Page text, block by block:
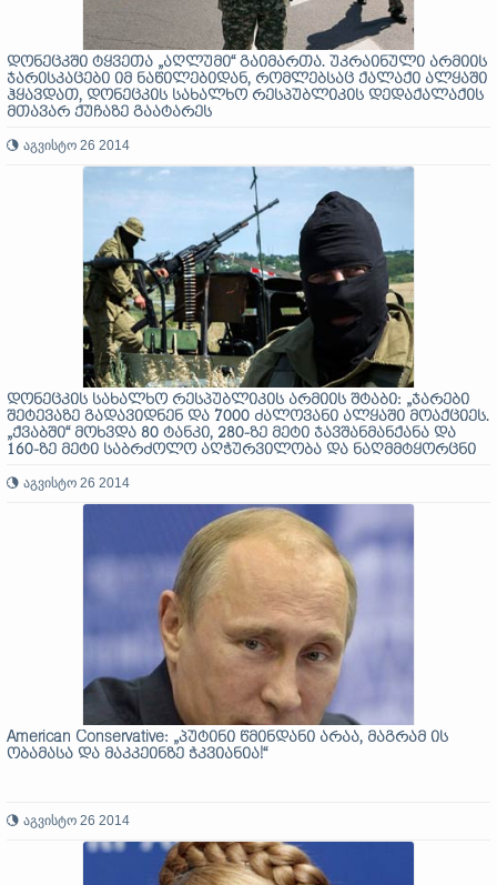
დონეცკში ტყვეთა „აღლუმი“ გაიმართა. უკრაინული არმიის
ჯარისკაცები იმ ნაწილებიდან, რომლებსაც ქალაქი ალყაში
ჰყავდათ, დონეცკის სახალხო რესპუბლიკის დედაქალაქის
მთავარ ქუჩაზე გაატარეს
აგვისტო 26 2014
დონეცკის სახალხო რესპუბლიკის არმიის შტაბი: „ჯარები
შეტევაზე გადავიდნენ და 7000 ძალოვანი ალყაში მოაქციეს.
„ქვაბში“ მოხვდა 80 ტანკი, 280-ზე მეტი ჯავშანმანქანა და
160-ზე მეტი საბრძოლო აღჭურვილობა და ნაღმმტყორცნი
აგვისტო 26 2014
American Conservative: „პუტინი წმინდანი არაა, მაგრამ ის
ობამასა და მაკკეინზე ჭკვიანია!“
აგვისტო 26 2014